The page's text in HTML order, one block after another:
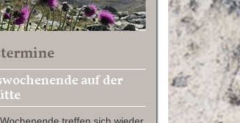
auf der
treffen sich wieder